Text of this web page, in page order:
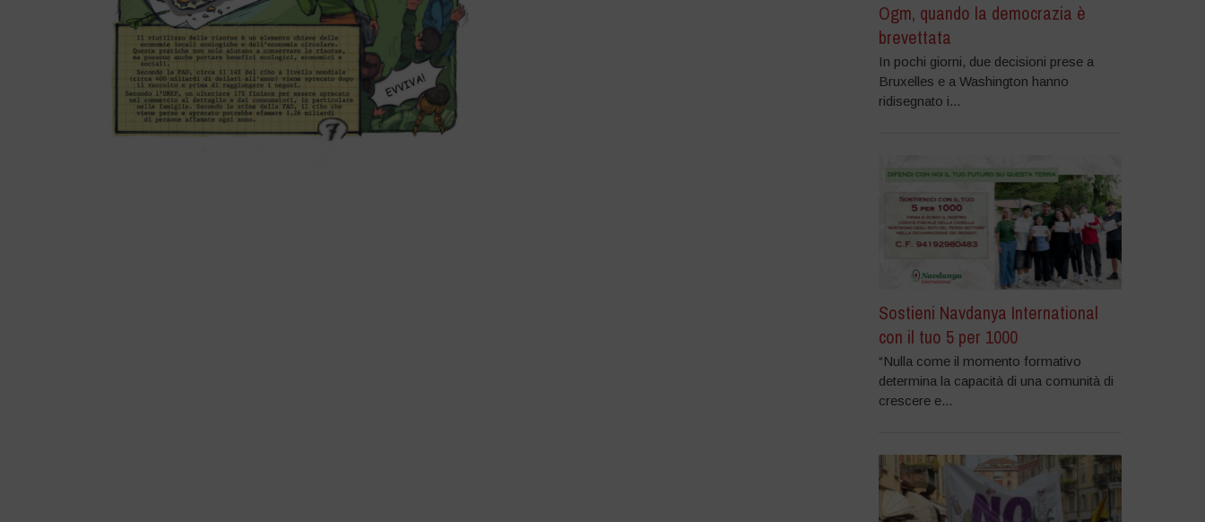
Ogm, quando la democrazia è
brevettata
In pochi giorni, due decisioni prese a
Bruxelles e a Washington hanno
ridisegnato i...
Sostieni Navdanya International
con il tuo 5 per 1000
“Nulla come il momento formativo
determina la capacità di una comunità di
crescere e...